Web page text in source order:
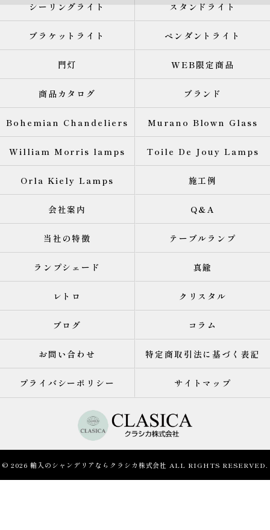
シーリングライト スタンドライト
ブラケットライト ペンダントライト
門灯 WEB限定商品
商品カタログ ブランド
Bohemian Chandeliers Murano Blown Glass
William Morris lamps Toile De Jouy Lamps
Orla Kiely Lamps 施工例
会社案内 Q&A
当社の特徴 テーブルランプ
ランプシェード 真鍮
レトロ クリスタル
ブログ コラム
お問い合わせ 特定商取引法に基づく表記
プライバシーポリシー サイトマップ
© 2026 輸入のシャンデリアならクラシカ株式会社 ALL RIGHTS RESERVED.